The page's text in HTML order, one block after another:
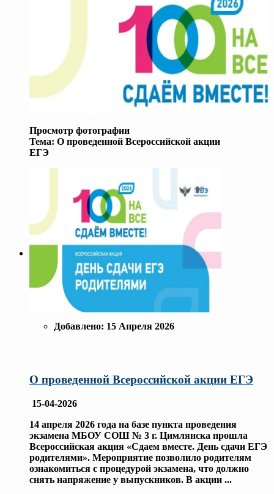
Просмотр фотографии
Тема: О проведенной Всероссийской акции
ЕГЭ
Добавлено: 15 Апреля 2026
О проведенной Всероссийской акции ЕГЭ
15-04-2026
14 апреля 2026 года на базе пункта проведения
экзамена МБОУ СОШ № 3 г. Цимлянска прошла
Всероссийская акция «Сдаем вместе. День сдачи ЕГЭ
родителями». Мероприятие позволило родителям
ознакомиться с процедурой экзамена, что должно
снять напряжение у выпускников. В акции ...